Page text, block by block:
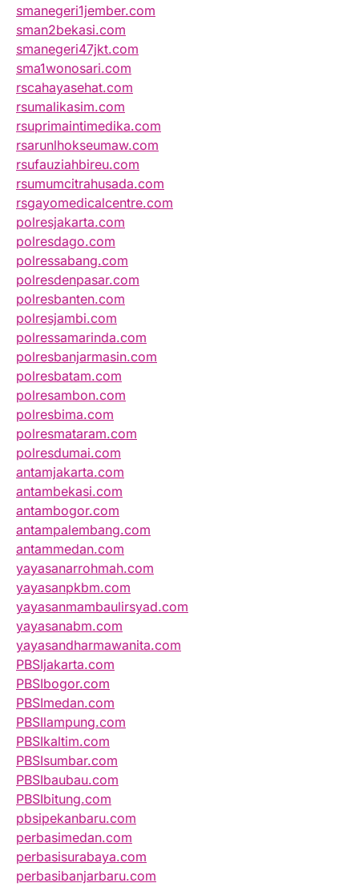
smanegeri1jember.com
sman2bekasi.com
smanegeri47jkt.com
sma1wonosari.com
rscahayasehat.com
rsumalikasim.com
rsuprimaintimedika.com
rsarunlhokseumaw.com
rsufauziahbireu.com
rsumumcitrahusada.com
rsgayomedicalcentre.com
polresjakarta.com
polresdago.com
polressabang.com
polresdenpasar.com
polresbanten.com
polresjambi.com
polressamarinda.com
polresbanjarmasin.com
polresbatam.com
polresambon.com
polresbima.com
polresmataram.com
polresdumai.com
antamjakarta.com
antambekasi.com
antambogor.com
antampalembang.com
antammedan.com
yayasanarrohmah.com
yayasanpkbm.com
yayasanmambaulirsyad.com
yayasanabm.com
yayasandharmawanita.com
PBSIjakarta.com
PBSIbogor.com
PBSImedan.com
PBSIlampung.com
PBSIkaltim.com
PBSIsumbar.com
PBSIbaubau.com
PBSIbitung.com
pbsipekanbaru.com
perbasimedan.com
perbasisurabaya.com
perbasibanjarbaru.com